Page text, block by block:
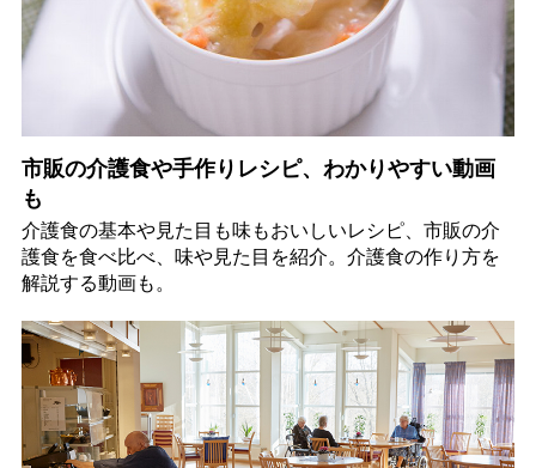
市販の介護食や手作りレシピ、わかりやすい動画
も
介護食の基本や見た目も味もおいしいレシピ、市販の介
護食を食べ比べ、味や見た目を紹介。介護食の作り方を
解説する動画も。